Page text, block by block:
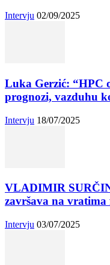
Intervju 02/09/2025
Luka Gerzić: “HPC
prognozi, vazduhu
Intervju 18/07/2025
VLADIMIR
završava na
Intervju 03/07/2025